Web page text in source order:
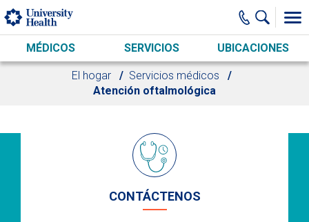
Skip to main content
MÉDICOS SERVICIOS UBICACIONES
El hogar
Servicios médicos
Atención oftalmológica
CONTÁCTENOS